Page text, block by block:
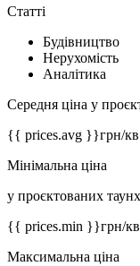
Статті
Будівництво
Нерухомість
Аналітика
Середня ціна у
{{ prices.avg }}грн/
Мінімальна ціна
у проєктованих
{{ prices.min }}грн/
Максимальна ціна